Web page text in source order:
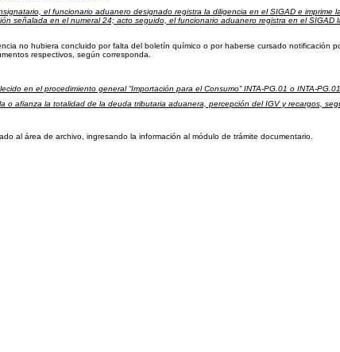
el funcionario aduanero designado registra la diligencia en el SIGAD e
señalada en el numeral 24; acto seguido, el funcionario aduanero registra en el SIGAD
no hubiera concluido por falta del boletín químico o por haberse cursado
respectivos, según corresponda.
en el procedimiento general “Importación para el Consumo” INTA-PG.01 o INTA-
afianza la totalidad de la deuda tributaria aduanera, percepción del IGV y recargos,
al área de archivo, ingresando la información al módulo de trámite documentario.